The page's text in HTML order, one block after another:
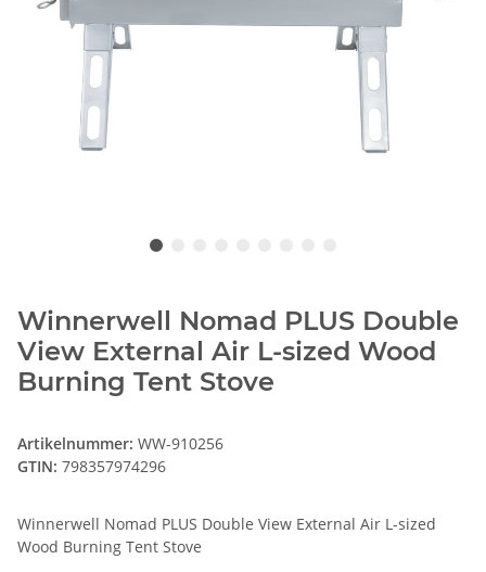
Winnerwell Nomad PLUS Double
View External Air L-sized Wood
Burning Tent Stove
Artikelnummer: WW-910256
GTIN: 798357974296
Winnerwell Nomad PLUS Double View External Air L-sized
Wood Burning Tent Stove